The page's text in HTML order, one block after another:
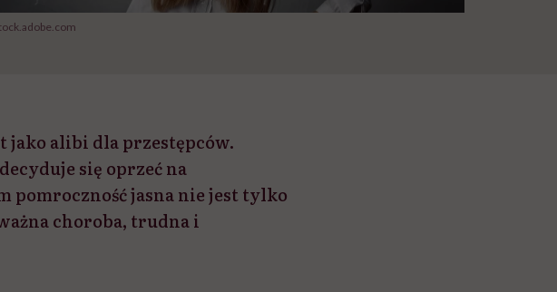
jako alibi dla przestępców.
się oprzeć na
pomroczność jasna nie jest tylko
choroba, trudna i